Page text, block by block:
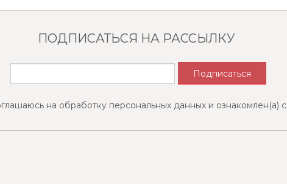
ПОДПИСАТЬСЯ НА РАССЫЛКУ
на обработку персональных данных и ознакомлен(a) с